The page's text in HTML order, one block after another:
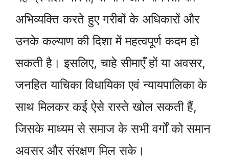
अभिव्यक्ति करते हुए गरीबों के अधिकारों और
उनके कल्याण की दिशा में महत्वपूर्ण कदम हो
सकती है। इसलिए, चाहे सीमाएँ हों या अवसर,
जनहित याचिका विधायिका एवं न्यायपालिका के
साथ मिलकर कई ऐसे रास्ते खोल सकती हैं,
जिसके माध्यम से समाज के सभी वर्गों को समान
अवसर और संरक्षण मिल सके।